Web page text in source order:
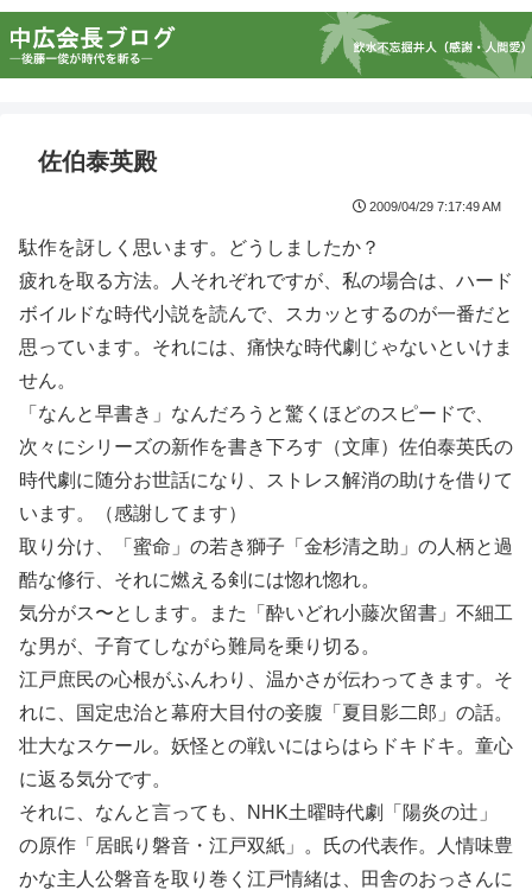
佐伯泰英殿
2009/04/29 7:17:49 AM
駄作を訝しく思います。どうしましたか？
疲れを取る方法。人それぞれですが、私の場合は、ハード
ボイルドな時代小説を読んで、スカッとするのが一番だと
思っています。それには、痛快な時代劇じゃないといけま
せん。
「なんと早書き」なんだろうと驚くほどのスピードで、
次々にシリーズの新作を書き下ろす（文庫）佐伯泰英氏の
時代劇に随分お世話になり、ストレス解消の助けを借りて
います。（感謝してます）
取り分け、「蜜命」の若き獅子「金杉清之助」の人柄と過
酷な修行、それに燃える剣には惚れ惚れ。
気分がス〜とします。また「酔いどれ小藤次留書」不細工
な男が、子育てしながら難局を乗り切る。
江戸庶民の心根がふんわり、温かさが伝わってきます。そ
れに、国定忠治と幕府大目付の妾腹「夏目影二郎」の話。
壮大なスケール。妖怪との戦いにはらはらドキドキ。童心
に返る気分です。
それに、なんと言っても、NHK土曜時代劇「陽炎の辻」
の原作「居眠り磐音・江戸双紙」。氏の代表作。人情味豊
かな主人公磐音を取り巻く江戸情緒は、田舎のおっさんに